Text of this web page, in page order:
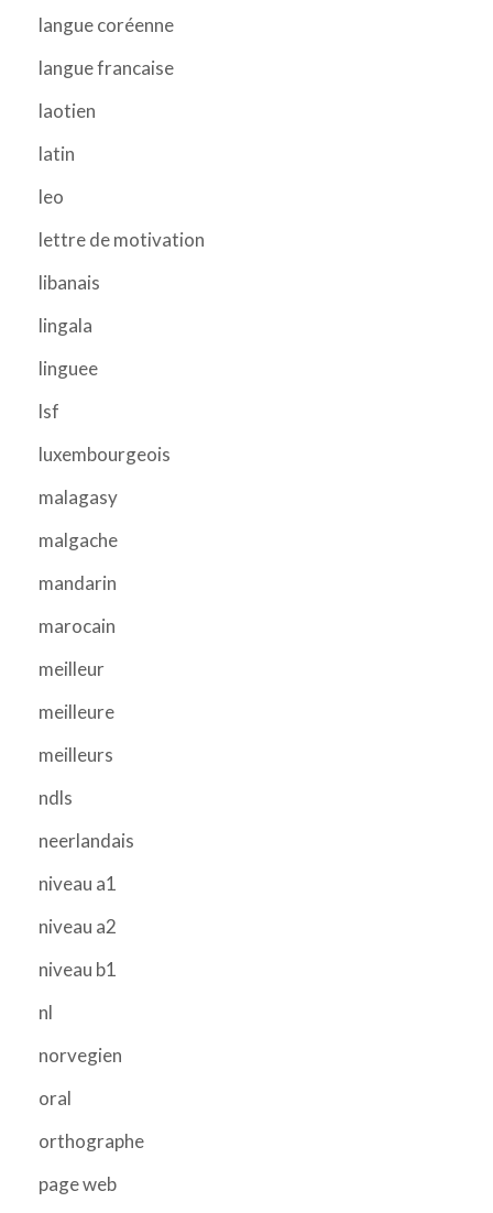
langue coréenne
langue francaise
laotien
latin
leo
lettre de motivation
libanais
lingala
linguee
lsf
luxembourgeois
malagasy
malgache
mandarin
marocain
meilleur
meilleure
meilleurs
ndls
neerlandais
niveau a1
niveau a2
niveau b1
nl
norvegien
oral
orthographe
page web